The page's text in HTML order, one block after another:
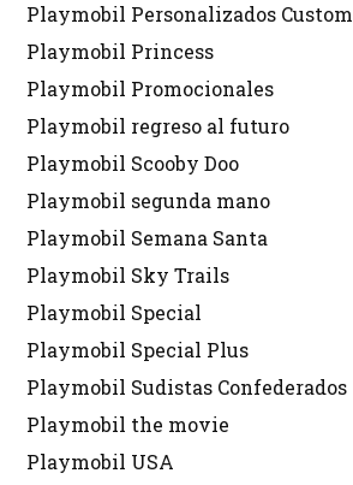
Playmobil Personalizados Custom
Playmobil Princess
Playmobil Promocionales
Playmobil regreso al futuro
Playmobil Scooby Doo
Playmobil segunda mano
Playmobil Semana Santa
Playmobil Sky Trails
Playmobil Special
Playmobil Special Plus
Playmobil Sudistas Confederados
Playmobil the movie
Playmobil USA